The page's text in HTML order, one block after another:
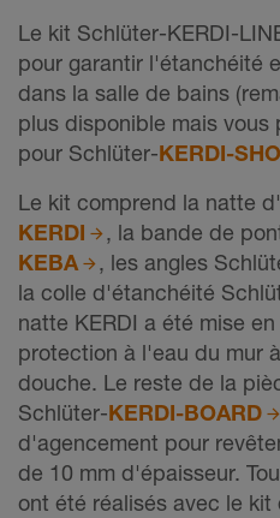
Le kit Schlüter-KERDI-
pour garantir l'étanchéité
dans la salle de bains
plus disponible mais vous
pour Schlüter-KERDI-
Le kit comprend la natte
KERDI
, la bande de
KEBA
, les angles
la colle d'étanchéité
natte KERDI a été mise
protection à l'eau du mur
douche. Le reste de la
Schlüter-KERDI-BOARD
d'agencement pour
de 10 mm d'épaisseur.
ont été réalisés avec le